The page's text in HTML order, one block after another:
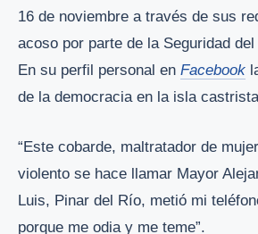
16 de noviembre a través de sus
acoso por parte de la Seguridad
En su perfil personal en Facebook
de la democracia en la isla
“Este cobarde, maltratador de
violento se hace llamar Mayor
Luis, Pinar del Río, metió mi
porque me odia y me teme”.